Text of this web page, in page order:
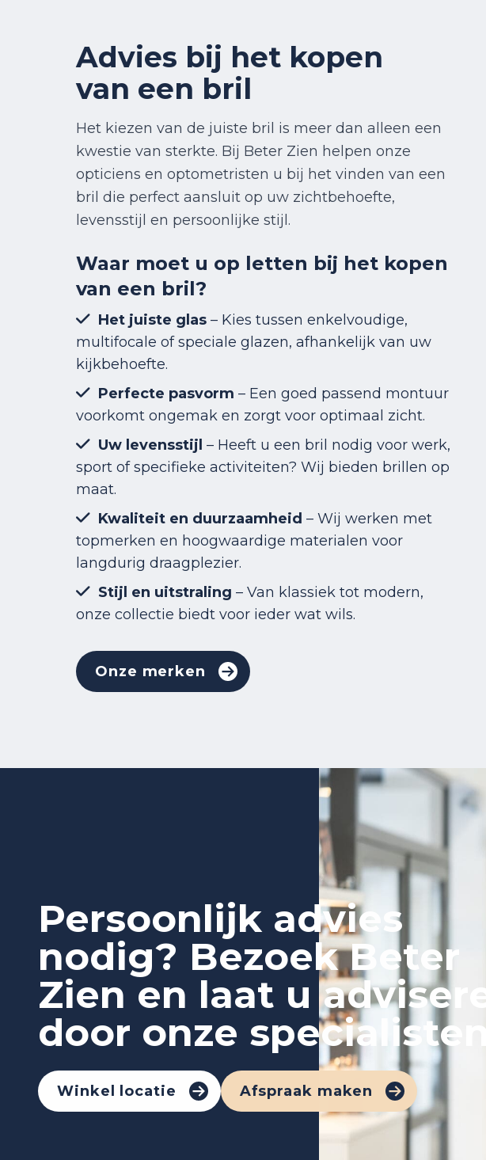
Advies bij het kopen
van een bril
Het kiezen van de juiste bril is meer dan alleen een
kwestie van sterkte. Bij Beter Zien helpen onze
opticiens en optometristen u bij het vinden van een
bril die perfect aansluit op uw zichtbehoefte,
levensstijl en persoonlijke stijl.
Waar moet u op letten bij het kopen
van een bril?
Het juiste glas – Kies tussen enkelvoudige,
multifocale of speciale glazen, afhankelijk van uw
kijkbehoefte.
Perfecte pasvorm – Een goed passend montuur
voorkomt ongemak en zorgt voor optimaal zicht.
Uw levensstijl – Heeft u een bril nodig voor werk,
sport of specifieke activiteiten? Wij bieden brillen op
maat.
Kwaliteit en duurzaamheid – Wij werken met
topmerken en hoogwaardige materialen voor
langdurig draagplezier.
Stijl en uitstraling – Van klassiek tot modern,
onze collectie biedt voor ieder wat wils.
Onze merken
Persoonlijk advies
nodig? Bezoek Beter
Zien en laat u
door onze
Winkel locatie Afspraak maken